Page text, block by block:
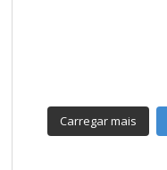
Carregar mais